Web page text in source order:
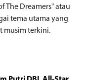
The Dreamers" atau
tema utama yang
musim terkini.